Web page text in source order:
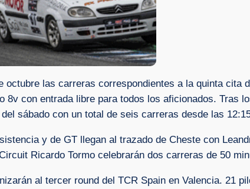
las carreras correspondientes a la quinta cita
8v con entrada libre para todos los aficionados. Tras
sábado con un total de seis carreras desde las
y de GT llegan al trazado de Cheste con
Ricardo Tormo celebrarán dos carreras de 50
al tercer round del TCR Spain en Valencia. 21